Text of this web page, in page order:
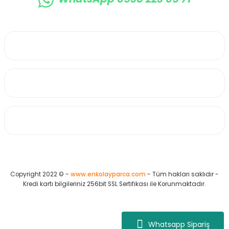
Whatsapp Sipariş
Copyright 2022 © - www.enkolayparca.com - Tüm hakları saklıdır -
Kredi kartı bilgileriniz 256bit SSL Sertifikası ile Korunmaktadır.